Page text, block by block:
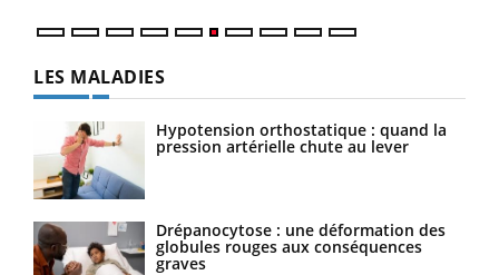
LES MALADIES
Hypotension orthostatique : quand la
pression artérielle chute au lever
Drépanocytose : une déformation des
globules rouges aux conséquences
graves